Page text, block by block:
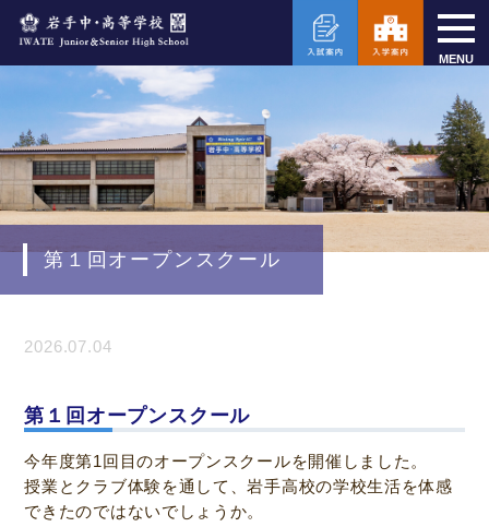
MENU
第１回オープンスクール
2026.07.04
第１回オープンスクール
今年度第1回目のオープンスクールを開催しました。
授業とクラブ体験を通して、岩手高校の学校生活を体感
できたのではないでしょうか。